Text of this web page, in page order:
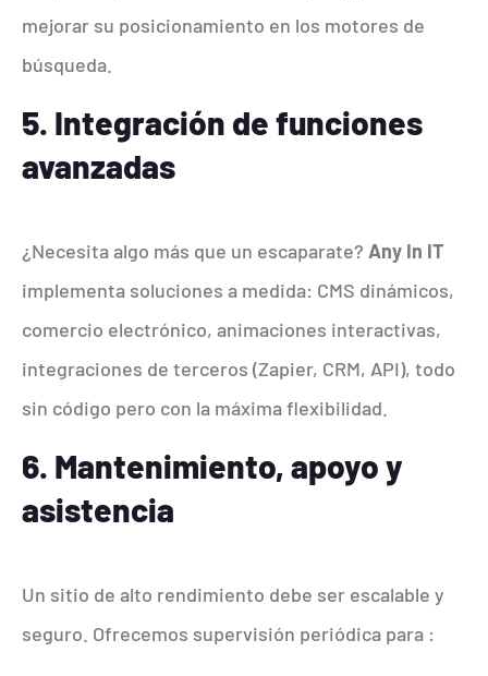
mejorar su posicionamiento en los motores de
búsqueda.
5. Integración de funciones
avanzadas
¿Necesita algo más que un escaparate? Any In IT
implementa soluciones a medida: CMS dinámicos,
comercio electrónico, animaciones interactivas,
integraciones de terceros (Zapier, CRM, API), todo
sin código pero con la máxima flexibilidad.
6. Mantenimiento, apoyo y
asistencia
Un sitio de alto rendimiento debe ser escalable y
seguro. Ofrecemos supervisión periódica para :